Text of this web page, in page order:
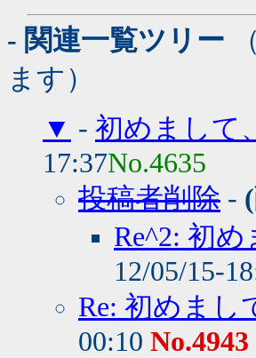
- 関連一覧ツリー
ます）
▼ - 初めまして
17:37No.4635
投稿者削除 -
Re^2: 初
12/05/15-
Re: 初めま
00:10 No.4943